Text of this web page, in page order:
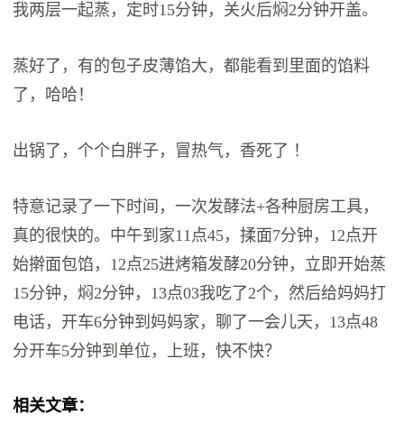
我两层一起蒸，定时15分钟，关火后焖2分钟开盖。
蒸好了，有的包子皮薄馅大，都能看到里面的馅料
了，哈哈！
出锅了，个个白胖子，冒热气，香死了 ！
特意记录了一下时间，一次发酵法+各种厨房工具，
真的很快的。中午到家11点45，揉面7分钟，12点开
始擀面包馅，12点25进烤箱发酵20分钟，立即开始蒸
15分钟，焖2分钟，13点03我吃了2个，然后给妈妈打
电话，开车6分钟到妈妈家，聊了一会儿天，13点48
分开车5分钟到单位，上班，快不快？
相关文章：